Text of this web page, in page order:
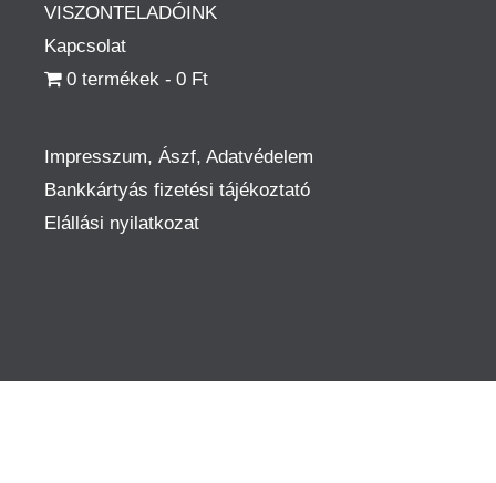
VISZONTELADÓINK
Kapcsolat
0 termékek
0 Ft
Impresszum, Ászf, Adatvédelem
Bankkártyás fizetési tájékoztató
Elállási nyilatkozat